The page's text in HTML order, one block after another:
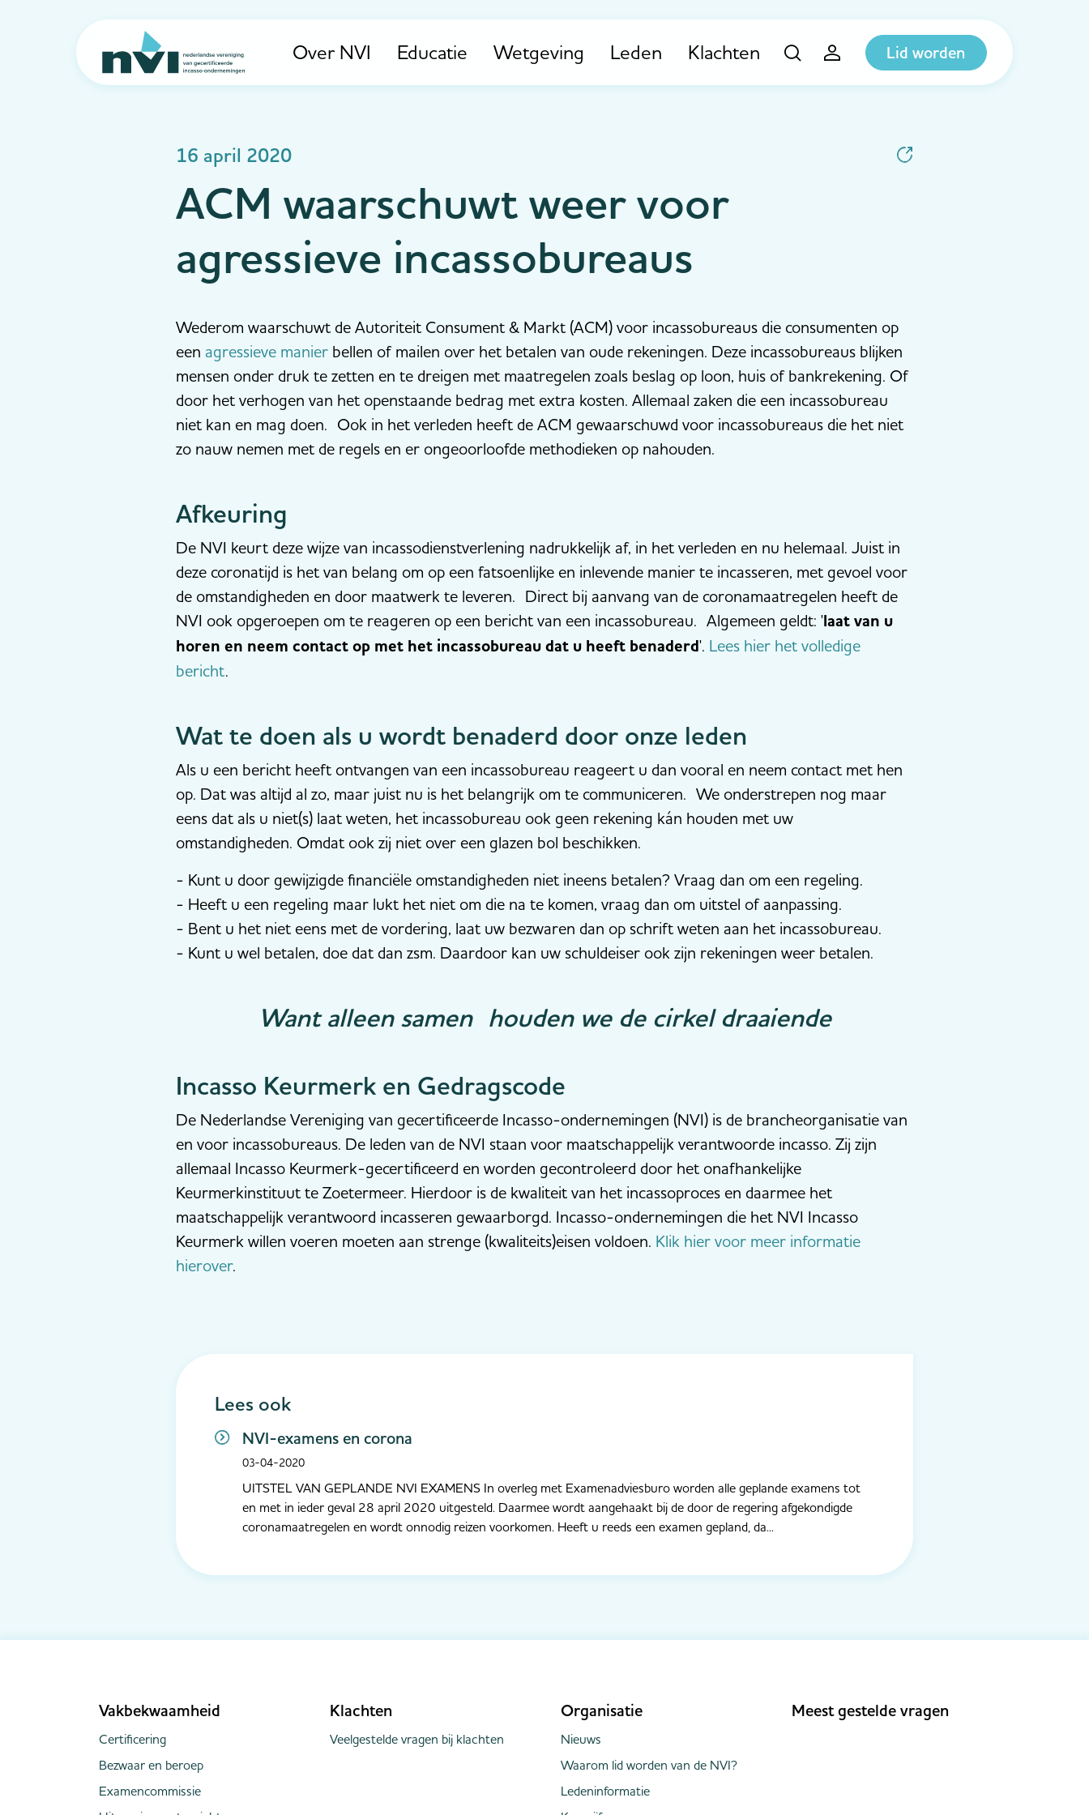
Navigation Over NVI Educatie Wetgeving Leden Klachten Lid worden
16 april 2020
ACM waarschuwt weer voor
agressieve incassobureaus
Wederom waarschuwt de Autoriteit Consument & Markt (ACM) voor incassobureaus die consumenten op
een agressieve manier bellen of mailen over het betalen van oude rekeningen. Deze incassobureaus blijken
mensen onder druk te zetten en te dreigen met maatregelen zoals beslag op loon, huis of bankrekening. Of
door het verhogen van het openstaande bedrag met extra kosten. Allemaal zaken die een incassobureau
niet kan en mag doen. Ook in het verleden heeft de ACM gewaarschuwd voor incassobureaus die het niet
zo nauw nemen met de regels en er ongeoorloofde methodieken op nahouden.
Afkeuring
De NVI keurt deze wijze van incassodienstverlening nadrukkelijk af, in het verleden en nu helemaal. Juist in
deze coronatijd is het van belang om op een fatsoenlijke en inlevende manier te incasseren, met gevoel voor
de omstandigheden en door maatwerk te leveren. Direct bij aanvang van de coronamaatregelen heeft de
NVI ook opgeroepen om te reageren op een bericht van een incassobureau. Algemeen geldt: 'laat van u
horen en neem contact op met het incassobureau dat u heeft benaderd'. Lees hier het volledige
bericht.
Wat te doen als u wordt benaderd door onze leden
Als u een bericht heeft ontvangen van een incassobureau reageert u dan vooral en neem contact met hen
op. Dat was altijd al zo, maar juist nu is het belangrijk om te communiceren. We onderstrepen nog maar
eens dat als u niet(s) laat weten, het incassobureau ook geen rekening kán houden met uw
omstandigheden. Omdat ook zij niet over een glazen bol beschikken.
- Kunt u door gewijzigde financiële omstandigheden niet ineens betalen? Vraag dan om een regeling.
- Heeft u een regeling maar lukt het niet om die na te komen, vraag dan om uitstel of aanpassing.
- Bent u het niet eens met de vordering, laat uw bezwaren dan op schrift weten aan het incassobureau.
- Kunt u wel betalen, doe dat dan zsm. Daardoor kan uw schuldeiser ook zijn rekeningen weer betalen.
Want alleen samen houden we de cirkel draaiende
Incasso Keurmerk en Gedragscode
De Nederlandse Vereniging van gecertificeerde Incasso-ondernemingen (NVI) is de brancheorganisatie van
en voor incassobureaus. De leden van de NVI staan voor maatschappelijk verantwoorde incasso. Zij zijn
allemaal Incasso Keurmerk-gecertificeerd en worden gecontroleerd door het onafhankelijke
Keurmerkinstituut te Zoetermeer. Hierdoor is de kwaliteit van het incassoproces en daarmee het
maatschappelijk verantwoord incasseren gewaarborgd. Incasso-ondernemingen die het NVI Incasso
Keurmerk willen voeren moeten aan strenge (kwaliteits)eisen voldoen. Klik hier voor meer informatie
hierover.
Lees ook
NVI-examens en corona
03-04-2020
UITSTEL VAN GEPLANDE NVI EXAMENS In overleg met Examenadviesburo worden alle geplande examens tot
en met in ieder geval 28 april 2020 uitgesteld. Daarmee wordt aangehaakt bij de door de regering afgekondigde
coronamaatregelen en wordt onnodig reizen voorkomen. Heeft u reeds een examen gepland, da...
Vakbekwaamheid
Certificering
Bezwaar en beroep
Examencommissie
Klachten
Veelgestelde vragen bij klachten
Organisatie
Nieuws
Waarom lid worden van de NVI?
Ledeninformatie
Meest gestelde vragen